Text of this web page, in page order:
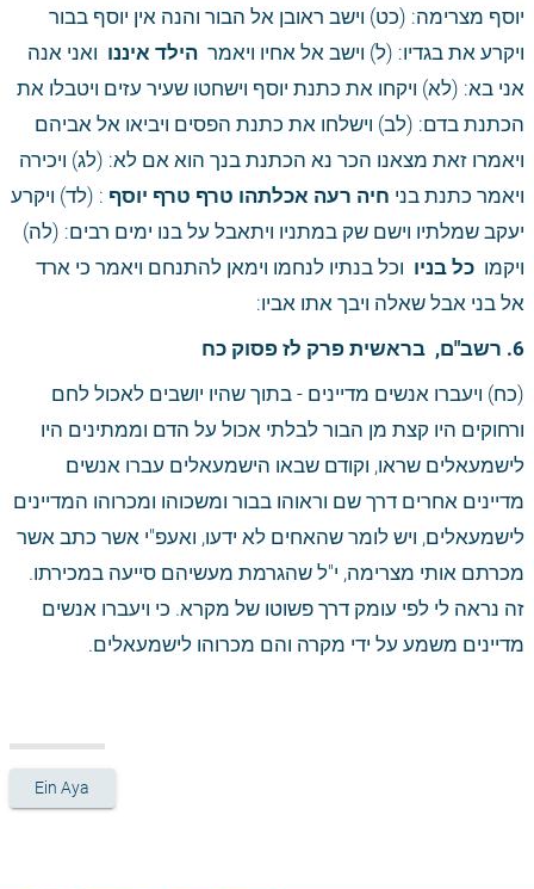
ויקרע את בגדיו: (ל) וישב אל אחיו ויאמר הילד איננו
ויאמר כתנת בני חיה רעה אכלתהו טרף טרף יוסף
ויקמו כל בניו
אל בני אבל שאלה ויבך אתו אביו:
6. רשב"ם,
בראשית פרק לז פסוק כח
מדיינים משמע על ידי מקרה והם מכרוהו לישמעאלים.
Ein Aya